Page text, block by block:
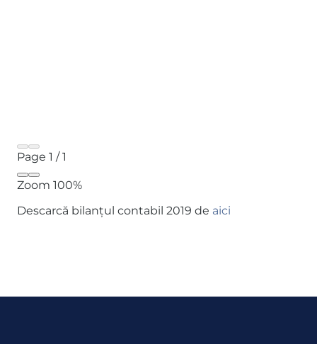
Page 1 /1
Zoom 100%
Descarcă bilanţul contabil 2019 de aici